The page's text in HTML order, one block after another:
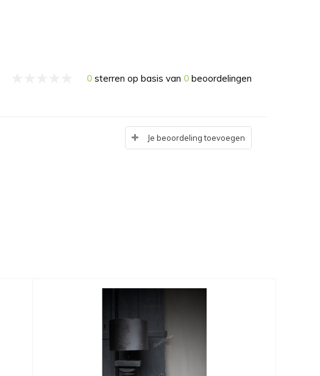
0 sterren op basis van 0 beoordelingen
Je beoordeling toevoegen